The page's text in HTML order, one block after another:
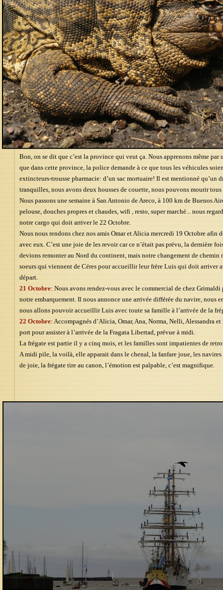
Bon, on se dit que c’est la province qui veut ça. Nous apprenons même
que dans cette province, la police demande à ce que tous les véhicules
extincteurs-trousse pharmacie: d’un sac mortuaire! Il est mentionné qu’un
tranquilles, nous avons deux housses de couette, nous pouvons mourir tous
Nous passons une semaine à San Antonio de Areco, à 100 km de Buenos
pelouse, douches propres et chaudes, wifi , resto, super marché... nous
notre cargo qui doit arriver le 22 Octobre.
Nous nous rendons chez nos amis Omar et Alicia mercredi 19 Octobre afin
avec eux. C’est une joie de les revoir car ce n’était pas prévu, la dernière
devions remonter au Nord du continent, mais notre changement de chemin
soeurs qui viennent de Céres pour accueillir leur frère Luis qui doit arriver
départ.
21 Octobre: Nous avons rendez-vous avec le commercial de chez Grimaldi
notre embarquement. Il nous annonce une arrivée différée du navire, nous
nous allons pouvoir accueillir Luis avec toute sa famille à l’arrivée de la
22 Octobre: Accompagnés d’Alicia, Omar, Ana, Norma, Nelli, Alessandra
port pour assister à l’arrivée de la Fragata Libertad, prévue à midi.
La frégate est partie il y a cinq mois, et les familles sont impatientes de
A midi pile, la voilà, elle apparait dans le chenal, la fanfare joue, les
de joie, la frégate tire au canon, l’émotion est palpable, c’est magnifique.